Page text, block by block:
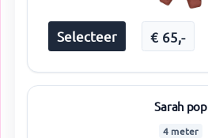
Selecteer € 65,-
Sarah pop
4 meter